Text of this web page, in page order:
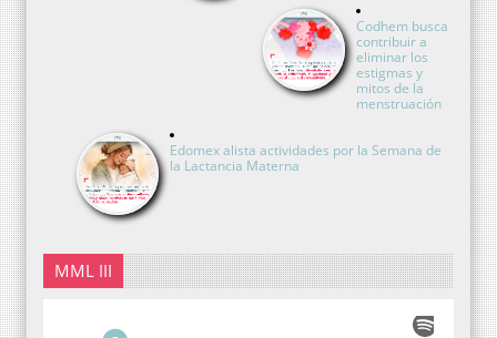
Codhem busca
contribuir a
eliminar los
estigmas y
mitos de la
menstruación
Edomex alista actividades por la Semana de
la Lactancia Materna
MML III